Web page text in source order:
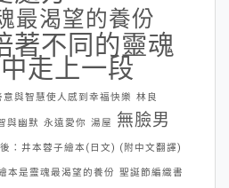
最渴望的養份
著不同的靈魂
走上一段
與智慧使人感到幸福快樂 林良
與幽默 永遠愛你 湯屋 無臉男
：井本蓉子繪本(日文) (附中文翻譯)
本是靈魂最渴望的養份 聖誕節編織書